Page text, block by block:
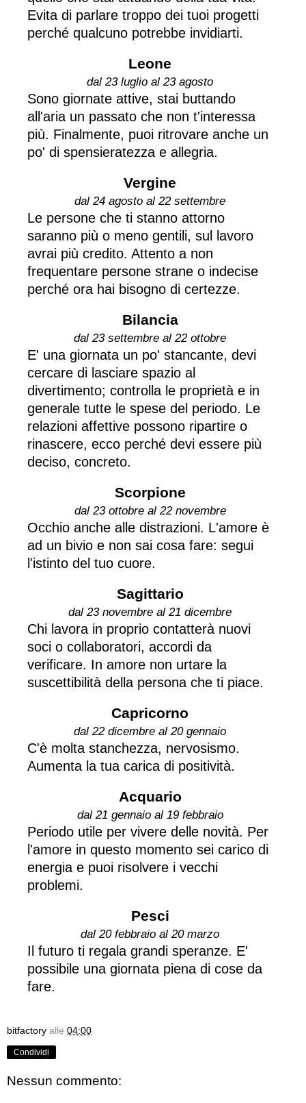
Evita di parlare troppo dei tuoi progetti
perché qualcuno potrebbe invidiarti.
Leone
dal 23 luglio al 23 agosto
Sono giornate attive, stai buttando
all'aria un passato che non t'interessa
più. Finalmente, puoi ritrovare anche un
po' di spensieratezza e allegria.
Vergine
dal 24 agosto al 22 settembre
Le persone che ti stanno attorno
saranno più o meno gentili, sul lavoro
avrai più credito. Attento a non
frequentare persone strane o indecise
perché ora hai bisogno di certezze.
Bilancia
dal 23 settembre al 22 ottobre
E' una giornata un po' stancante, devi
cercare di lasciare spazio al
divertimento; controlla le proprietà e in
generale tutte le spese del periodo. Le
relazioni affettive possono ripartire o
rinascere, ecco perché devi essere più
deciso, concreto.
Scorpione
dal 23 ottobre al 22 novembre
Occhio anche alle distrazioni. L'amore è
ad un bivio e non sai cosa fare: segui
l'istinto del tuo cuore.
Sagittario
dal 23 novembre al 21 dicembre
Chi lavora in proprio contatterà nuovi
soci o collaboratori, accordi da
verificare. In amore non urtare la
suscettibilità della persona che ti piace.
Capricorno
dal 22 dicembre al 20 gennaio
C'è molta stanchezza, nervosismo.
Aumenta la tua carica di positività.
Acquario
dal 21 gennaio al 19 febbraio
Periodo utile per vivere delle novità. Per
l'amore in questo momento sei carico di
energia e puoi risolvere i vecchi
problemi.
Pesci
dal 20 febbraio al 20 marzo
Il futuro ti regala grandi speranze. E'
possibile una giornata piena di cose da
fare.
bitfactory alle 04:00
Condividi
Nessun commento: